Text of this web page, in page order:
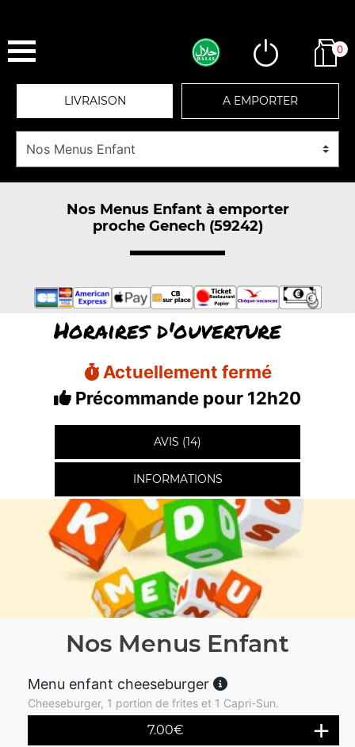
0
LIVRAISON A EMPORTER
Nos Menus Enfant à emporter
proche Genech (59242)
Horaires d'ouverture
Actuellement fermé
Précommande pour 12h20
AVIS (14)
INFORMATIONS
Nos Menus Enfant
Menu enfant cheeseburger
Cheeseburger, 1 portion de frites et 1 Capri-Sun.
7.00€